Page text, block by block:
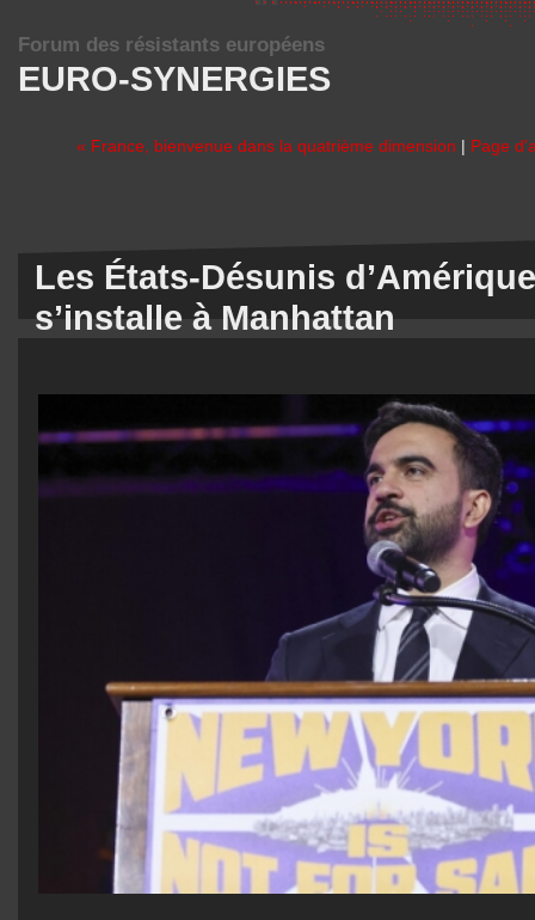
EURO-SYNERGIES
Forum des résistants européens
« France, bienvenue dans la quatrième dimension | Page
Les États-Désunis
s’installe à Manhattan